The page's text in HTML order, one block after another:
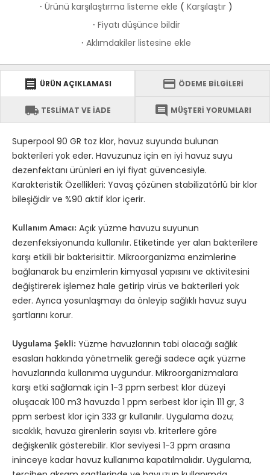
· Ürünü karşılaştırma listeme ekle ( Karşılaştır )
· Fiyatı düşünce bildir
· Aklımdakiler listesine ekle
receipt ÜRÜN AÇIKLAMASI credit_card ÖDEME BİLGİLERİ
local_shipping TESLİMAT VE İADE comment MÜŞTERİ YORUMLARI
Superpool 90 GR toz klor, havuz suyunda bulunan
bakterileri yok eder. Havuzunuz için en iyi havuz suyu
dezenfektanı ürünleri en iyi fiyat güvencesiyle.
Karakteristik Özellikleri: Yavaş çözünen stabilizatörlü bir klor
bileşiğidir ve %90 aktif klor içerir.
Kullanım Amacı: Açık yüzme havuzu suyunun
dezenfeksiyonunda kullanılır. Etiketinde yer alan bakterilere
karşı etkili bir bakterisittir. Mikroorganizma enzimlerine
bağlanarak bu enzimlerin kimyasal yapısını ve aktivitesini
değiştirerek işlemez hale getirip virüs ve bakterileri yok
eder. Ayrıca yosunlaşmayı da önleyip sağlıklı havuz suyu
şartlarını korur.
Uygulama Şekli: Yüzme havuzlarının tabi olacağı sağlık
esasları hakkında yönetmelik gereği sadece açık yüzme
havuzlarında kullanıma uygundur. Mikroorganizmalara
karşı etki sağlamak için 1-3 ppm serbest klor düzeyi
oluşacak 100 m3 havuzda 1 ppm serbest klor için 111 gr, 3
ppm serbest klor için 333 gr kullanılır. Uygulama dozu;
sıcaklık, havuza girenlerin sayısı vb. kriterlere göre
değişkenlik gösterebilir. Klor seviyesi 1-3 ppm arasına
ininceye kadar havuz kullanıma kapatılmalıdır. Uygulama,